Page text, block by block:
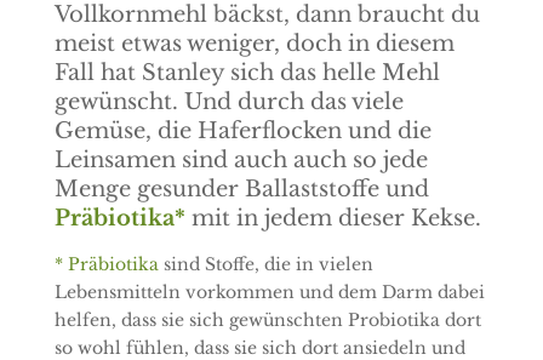
Vollkornmehl bäckst, dann braucht du
meist etwas weniger, doch in diesem
Fall hat Stanley sich das helle Mehl
gewünscht. Und durch das viele
Gemüse, die Haferflocken und die
Leinsamen sind auch auch so jede
Menge gesunder Ballaststoffe und
Präbiotika* mit in jedem dieser Kekse.
* Präbiotikasind Stoffe, die in vielen
Lebensmitteln vorkommen und dem Darm dabei
helfen, dass sie sich gewünschten Probiotika dort
so wohl fühlen, dass sie sich dort ansiedeln und